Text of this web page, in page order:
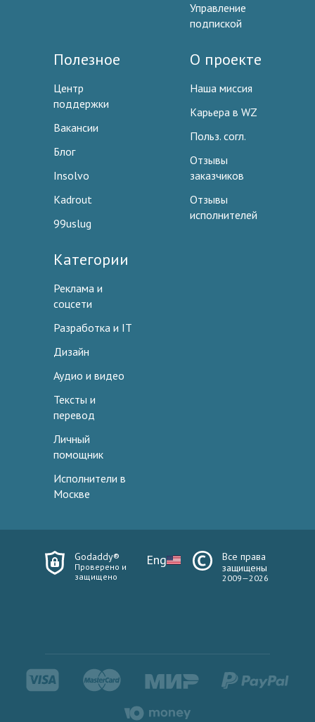
Управление
подпиской
Полезное
Центр
поддержки
Вакансии
Блог
Insolvo
Kadrout
99uslug
О проекте
Наша миссия
Карьера в WZ
Польз. согл.
Отзывы
заказчиков
Отзывы
исполнителей
Категории
Реклама и
соцсети
Разработка и IT
Дизайн
Аудио и видео
Тексты и
перевод
Личный
помощник
Исполнители в
Москве
Godaddy®
Проверено и
защищено
Eng
Все права
защищены
2009—2026